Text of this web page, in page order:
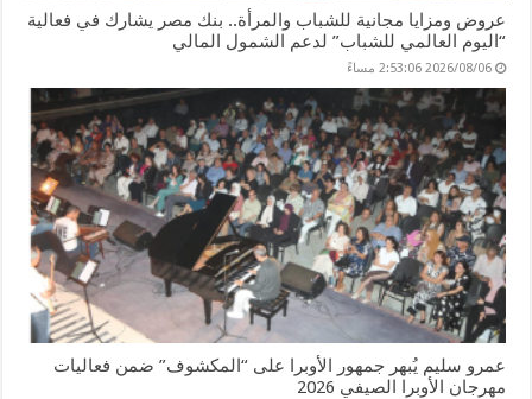
عروض ومزايا مجانية للشباب والمرأة.. بنك مصر يشارك في فعالية
“اليوم العالمي للشباب” لدعم الشمول المالي
2026/08/06 2:53:06 مساءً
عمرو سليم يُبهر جمهور الأوبرا على “المكشوف” ضمن فعاليات
مهرجان الأوبرا الصيفي 2026